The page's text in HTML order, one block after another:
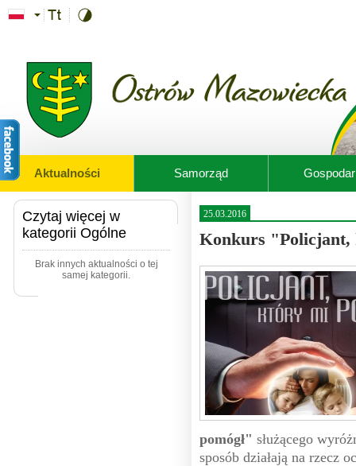
Przejdź do treści
Aktualności Samorząd
Czytaj więcej w
kategorii Ogólne
Brak innych aktualności o tej
samej kategorii.
25.03.2016
Konkurs "Policjant,
pomógł" służącego
sposób działają na rzecz